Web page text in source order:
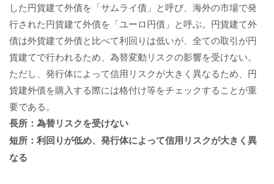
した円貨建て外債を「サムライ債」と呼び、海外の市場で発
行された円貨建て外債を「ユーロ円債」と呼ぶ。円貨建て外
債は外貨建て外債と比べて利回りは低いが、全ての取引が円
貨建てで行われるため、為替変動リスクの影響を受けない。
ただし、発行体によって信用リスクが大きく異なるため、円
貨建外債を購入する際には格付け等をチェックすることが重
要である。
長所：為替リスクを受けない
短所：利回りが低め、発行体によって信用リスクが大きく異
なる